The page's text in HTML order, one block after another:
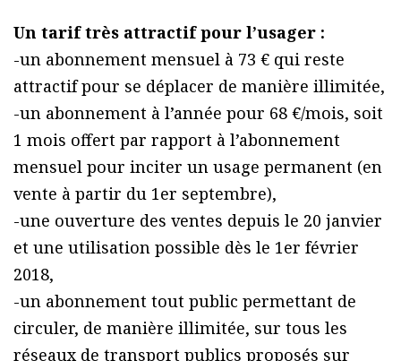
Un tarif très attractif pour l’usager :
-un abonnement mensuel à 73 € qui reste
attractif pour se déplacer de manière illimitée,
-un abonnement à l’année pour 68 €/mois, soit
1 mois offert par rapport à l’abonnement
mensuel pour inciter un usage permanent (en
vente à partir du 1er septembre),
-une ouverture des ventes depuis le 20 janvier
et une utilisation possible dès le 1er février
2018,
-un abonnement tout public permettant de
circuler, de manière illimitée, sur tous les
réseaux de transport publics proposés sur